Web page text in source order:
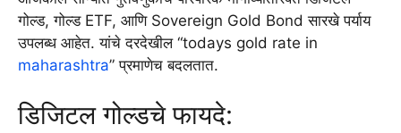
गोल्ड, गोल्ड ETF, आणि Sovereign Gold Bond सारखे पर्याय
उपलब्ध आहेत. यांचे दरदेखील “todays gold rate in
maharashtra” प्रमाणेच बदलतात.
डिजिटल गोल्डचे फायदे: